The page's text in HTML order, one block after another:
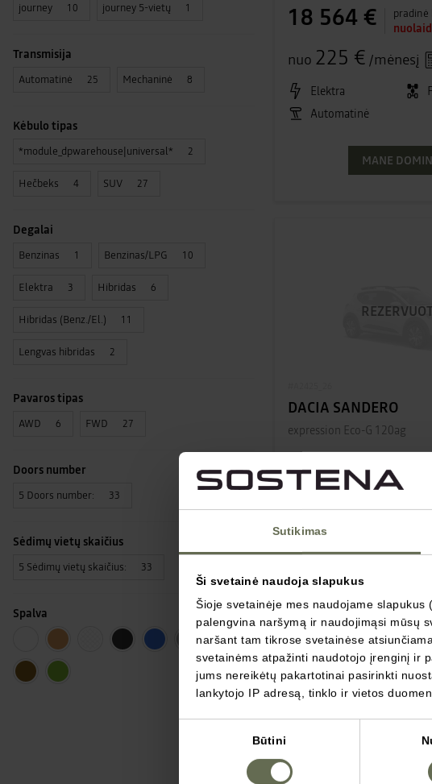
Sutikimas
Ši svetainė naudoja slapukus
Šioje svetainėje mes naudojame
palengvina naršymą ir naudojimąsi mūsų
naršant tam tikrose svetainėse
svetainėms atpažinti naudotojo įrenginį ir
jums nereikėtų pakartotinai pasirinkti
lankytojo IP adresą, tinklo ir vietos
Būtini
journey 10 journey 5-vietų 1
Transmisija
Automatinė 25 Mechaninė 8
Kėbulo tipas
*module_dpwarehouse|universal* 2
Hečbeks 4 SUV 27
Degalai
Benzinas 1 Benzinas/LPG 10
Elektra 3 Hibridas 6
Hibridas (Benz./El.) 11
Lengvas hibridas 2
Pavaros tipas
AWD 6 FWD 27
Doors number
5 Doors number: 33
Sėdimų vietų skaičius
5 Sėdimų vietų skaičius: 33
Spalva
18 564 € pradinė
nuo 225 € /mėnesį
Elektra
Automatinė
MANE
DACIA SANDERO
expression Eco-G 120ag
17 025 € nuolaida:
nuo206 €/mėnesį
Benzinas/LPG
Mechaninė
MANE